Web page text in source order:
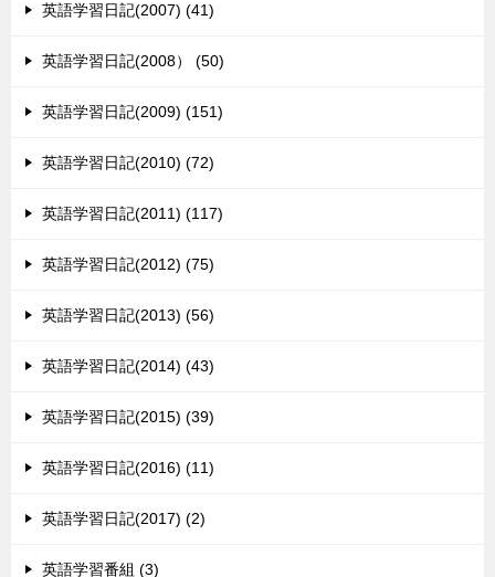
英語学習日記(2007) (41)
英語学習日記(2008） (50)
英語学習日記(2009) (151)
英語学習日記(2010) (72)
英語学習日記(2011) (117)
英語学習日記(2012) (75)
英語学習日記(2013) (56)
英語学習日記(2014) (43)
英語学習日記(2015) (39)
英語学習日記(2016) (11)
英語学習日記(2017) (2)
英語学習番組 (3)